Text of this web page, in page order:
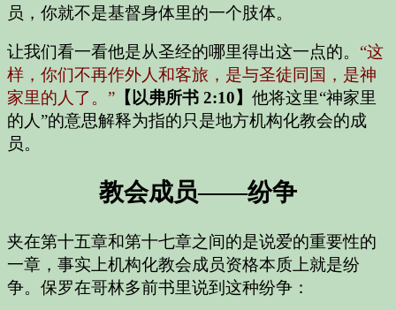
员，你就不是基督身体里的一个肢体。
让我们看一看他是从圣经的哪里得出这一点的。 “这
样，你们不再作外人和客旅，是与圣徒同国，是神
家里的人了。” 【以弗所书 2:10】 他将这里“神家里
的人”的意思解释为指的只是地方机构化教会的成
员。
教会成员——纷争
夹在第十五章和第十七章之间的是说爱的重要性的
一章，事实上机构化教会成员资格本质上就是纷
争。保罗在哥林多前书里说到这种纷争：